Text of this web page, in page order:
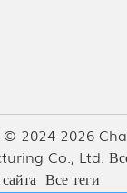
© 2024-2026
Co., Ltd.
Все теги